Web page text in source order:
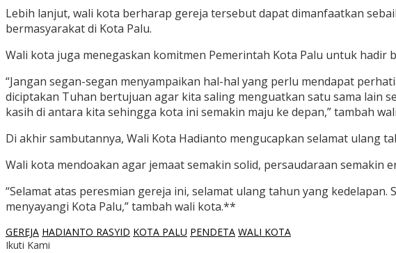
Lebih lanjut, wali kota berharap gereja tersebut dapat dimanfaatkan
bermasyarakat di Kota Palu.
Wali kota juga menegaskan komitmen Pemerintah Kota Palu untuk hadir
“Jangan segan-segan menyampaikan hal-hal yang perlu mendapat
diciptakan Tuhan bertujuan agar kita saling menguatkan satu sama lain
kasih di antara kita sehingga kota ini semakin maju ke depan,” tambah
Di akhir sambutannya, Wali Kota Hadianto mengucapkan selamat ulang
Wali kota mendoakan agar jemaat semakin solid, persaudaraan
“Selamat atas peresmian gereja ini, selamat ulang tahun yang
menyayangi Kota Palu,” tambah wali kota.**
GEREJA HADIANTO RASYID KOTA PALU PENDETA WALI KOTA
Ikuti Kami